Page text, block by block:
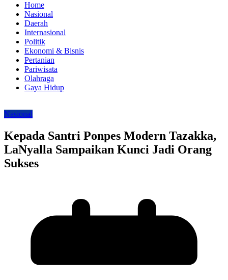
Home
Nasional
Daerah
Internasional
Politik
Ekonomi & Bisnis
Pertanian
Pariwisata
Olahraga
Gaya Hidup
Nasional
Kepada Santri Ponpes Modern Tazakka,
LaNyalla Sampaikan Kunci Jadi Orang
Sukses